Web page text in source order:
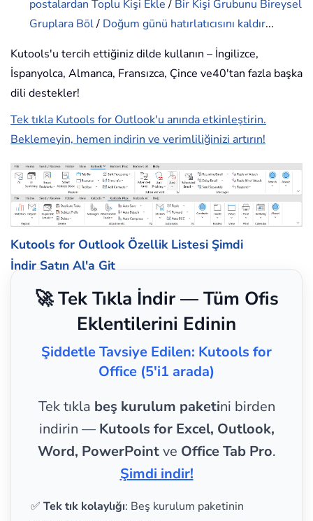
postalardan Toplu Kişi Ekle/ Bir Kişi Grubunu Bireysel
Gruplara Böl/ Doğum günü hatırlatıcısını kaldır...
Kutools'u tercih ettiğiniz dilde kullanın – İngilizce,
İspanyolca, Almanca, Fransızca, Çince ve40'tan fazla başka
dili destekler!
Tek tıkla Kutools for Outlook'u anında etkinleştirin.
Beklemeyin, hemen indirin ve verimliliğinizi artırın!
Kutools for Outlook Özellik Listesi Şimdi
İndir Satın Al'a Git
🚀 Tek Tıkla İndir — Tüm Ofis
Eklentilerini Edinin
Şiddetle Tavsiye Edilen: Kutools for
Office (5'i1 arada)
Tek tıkla beş kurulum paketini birden
indirin — Kutools for Excel, Outlook,
Word, PowerPointve Office Tab Pro.
Şimdi indir!
✅ Tek tık kolaylığı: Beş kurulum paketinin